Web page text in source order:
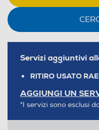
Servizi aggiuntivi
RITIRO USATO
AGGIUNGI UN
*I servizi sono esclusi